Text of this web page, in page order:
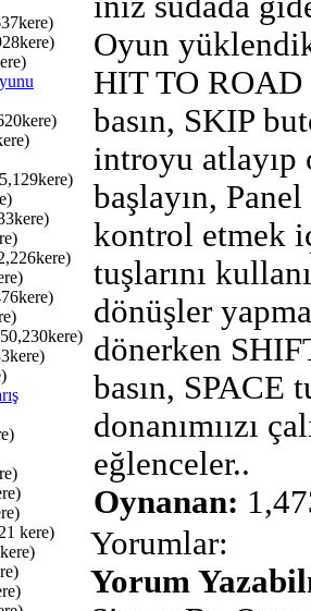
kere)
Oyun
HIT TO ROAD
basın, SKIP
introyu atlayıp
başlayın, Panel
kontrol etmek
tuşlarını
dönüşler
dönerken
basın, SPACE
donanımıızı
eğlenceler..
Oynanan:
Yorumlar:
Yorum